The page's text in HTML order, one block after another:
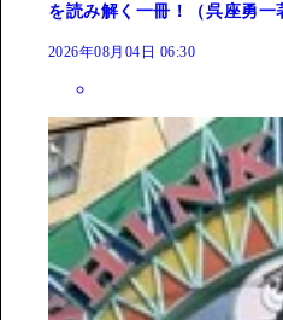
を読み解く一冊！（呉座勇一
2026年08月04日 06:30